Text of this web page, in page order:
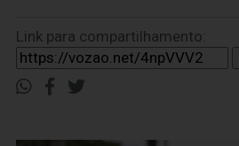
Link para compartilhamento: